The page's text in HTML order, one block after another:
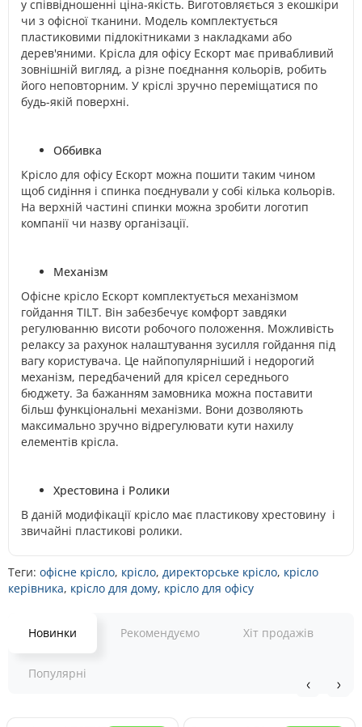
у співвідношенні ціна-якість. Виготовляється з екошкіри
чи з офісної тканини. Модель комплектується
пластиковими підлокітниками з накладками або
дерев'яними. Крісла для офісу Ескорт має привабливий
зовнішній вигляд, а різне поєднання кольорів, робить
його неповторним. У кріслі зручно переміщатися по
будь-якій поверхні.
Оббивка
Крісло для офісу Ескорт можна пошити таким чином
щоб сидіння і спинка поєднували у собі кілька кольорів.
На верхній частині спинки можна зробити логотип
компанії чи назву організації.
Механізм
Офісне крісло Ескорт комплектується механізмом
гойдання TILT. Він забезбечує комфорт завдяки
регулюванню висоти робочого положення. Можливість
релаксу за рахунок налаштування зусилля гойдання під
вагу користувача. Це найпопулярніший і недорогий
механізм, передбачений для крісел середнього
бюджету. За бажанням замовника можна поставити
більш функціональні механізми. Вони дозволяють
максимально зручно відрегулювати кути нахилу
елементів крісла.
Хрестовина і Ролики
В даній модифікації крісло має пластикову хрестовину і
звичайні пластикові ролики.
Теги: офісне крісло, крісло, директорське крісло, крісло
керівника, крісло для дому, крісло для офісу
Новинки Рекомендуємо Хіт продажів
Популярні